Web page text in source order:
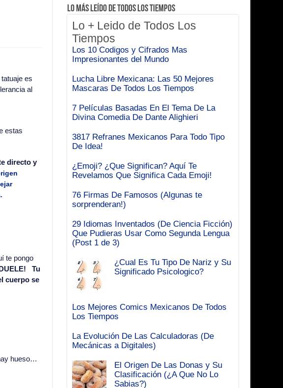
es
al
estas
directo y
te pongo
Tu
cuerpo se
hueso…
Lo Más Leído de Todos Los Tiempos
Lo + Leido de Todos Los
Tiempos
Los 10 Codigos y Cifrados Mas
Impresionantes del Mundo
Lucha Libre Mexicana: Las 50 Mejores
Mascaras De Todos Los Tiempos
7 Películas Basadas En El Tema De La
Divina Comedia De Dante Alighieri
3817 Refranes Mexicanos Para Todo Tipo
De Idea!
¿Emoji? ¿Que Significan? Aquí Te
Revelamos Que Significa Cada Emoji!
76 Firmas De Famosos (Algunas te
sorprenderan!)
29 Idiomas Inventados (De Ciencia Ficción)
Que Pudieras Usar Como Segunda Lengua
(Post 1 de 3)
¿Cual Es Tu Tipo De Nariz y Su
Significado Psicologico?
Los Mejores Comics Mexicanos De Todos
Los Tiempos
La Evolución De Las Calculadoras (De
Mecánicas a Digitales)
El Origen De Las Donas y Su
Clasificación (¿A Que No Lo
Sabias?)